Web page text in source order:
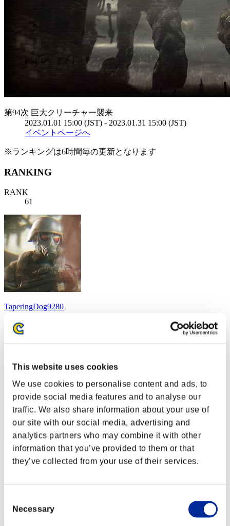
This website uses cookies
We use cookies to personalise content and ads, to
provide social media features and to analyse our
traffic. We also share information about your use of
our site with our social media, advertising and
analytics partners who may combine it with other
information that you’ve provided to them or that
they’ve collected from your use of their services.
Selection
Necessary
第94次 巨大クリーチャー襲来
2023.01.01 15:00 (JST) - 2023.01.31 15:00 (JST)
イベントページへ
※ランキングは6時間毎の更新となります
RANKING
RANK
61
TaperingDog9280
スコア:1186922
RANK
Knickerless1379